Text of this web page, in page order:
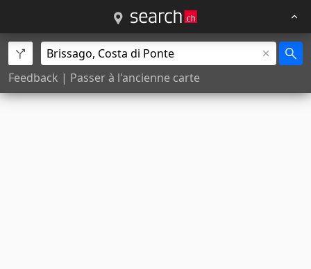
Feedback | Passer à l'ancienne carte